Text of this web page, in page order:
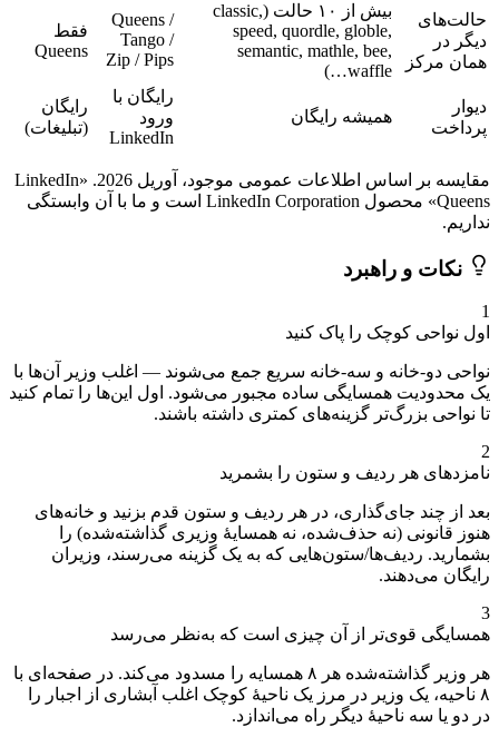
حالت‌های
دیگر در
همان مرکز
بیش از ۱۰ حالت (classic,
speed, quordle, globle,
semantic, mathle, bee,
waffle…)
Queens /
Tango /
Zip / Pips
فقط
Queens
دیوار
پرداخت
همیشه رایگان
رایگان با
ورود
LinkedIn
رایگان
(تبلیغات)
مقایسه بر اساس اطلاعات عمومی موجود، آوریل 2026. «LinkedIn
Queens» محصول LinkedIn Corporation است و ما با آن وابستگی
نداریم.
نکات و راهبرد
اول نواحی کوچک را پاک کنید
نواحی دو-خانه و سه-خانه سریع جمع می‌شوند — اغلب وزیر آن‌ها با
یک محدودیت همسایگی ساده مجبور می‌شود. اول این‌ها را تمام کنید
تا نواحی بزرگ‌تر گزینه‌های کمتری داشته باشند.
نامزدهای هر ردیف و ستون را بشمرید
بعد از چند جای‌گذاری، در هر ردیف و ستون قدم بزنید و خانه‌های
هنوز قانونی (نه حذف‌شده، نه همسایهٔ وزیری گذاشته‌شده) را
بشمارید. ردیف‌ها/ستون‌هایی که به یک گزینه می‌رسند، وزیران
رایگان می‌دهند.
همسایگی قوی‌تر از آن چیزی است که به‌نظر می‌رسد
هر وزیر گذاشته‌شده هر ۸ همسایه را مسدود می‌کند. در صفحه‌ای با
۸ ناحیه، یک وزیر در مرز یک ناحیهٔ کوچک اغلب آبشاری از اجبار را
در دو یا سه ناحیهٔ دیگر راه می‌اندازد.